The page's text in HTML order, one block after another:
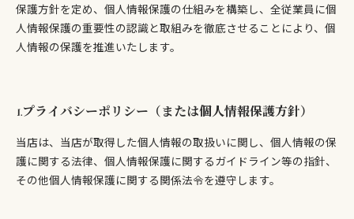
保護方針を定め、個人情報保護の仕組みを構築し、全従業員に個
人情報保護の重要性の認識と取組みを徹底させることにより、個
人情報の保護を推進いたします。
1.プライバシーポリシー（または個人情報保護方針）
当店は、当店が取得した個人情報の取扱いに関し、個人情報の保
護に関する法律、個人情報保護に関するガイドライン等の指針、
その他個人情報保護に関する関係法令を遵守します。